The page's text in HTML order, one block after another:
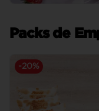
Packs de
-20%